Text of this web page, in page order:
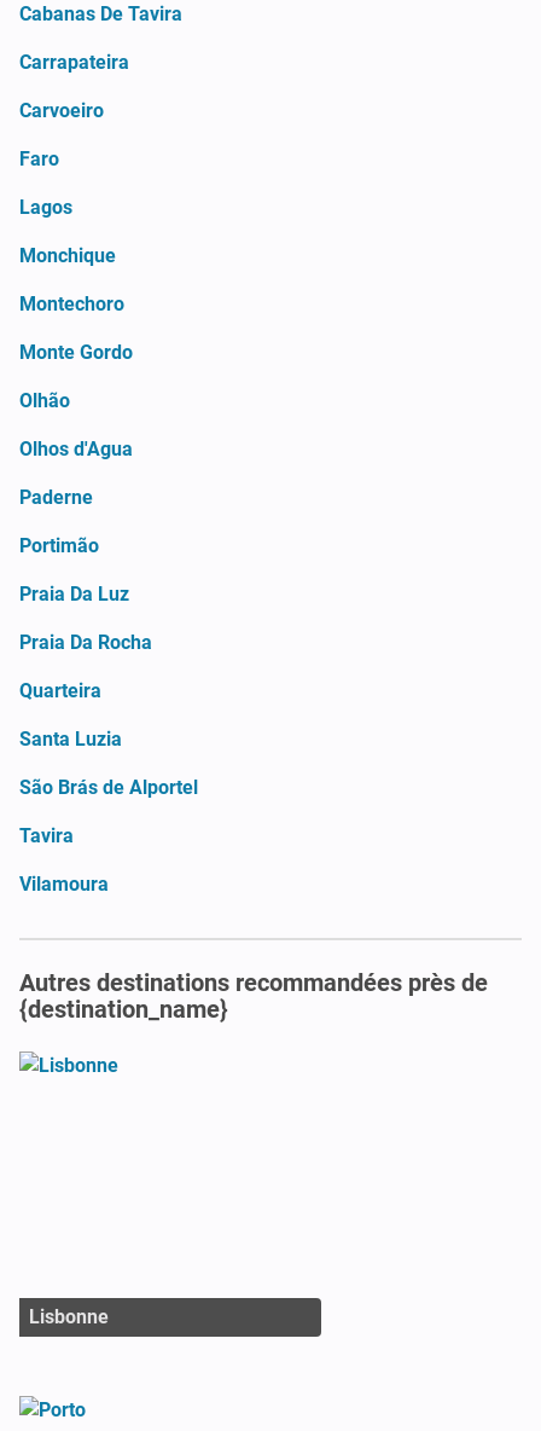
Cabanas De Tavira
Carrapateira
Carvoeiro
Faro
Lagos
Monchique
Montechoro
Monte Gordo
Olhão
Olhos d'Agua
Paderne
Portimão
Praia Da Luz
Praia Da Rocha
Quarteira
Santa Luzia
São Brás de Alportel
Tavira
Vilamoura
Autres destinations recommandées près de
{destination_name}
Lisbonne